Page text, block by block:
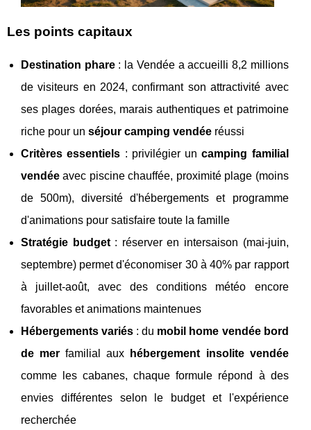
Les points capitaux
Destination phare: la Vendée a accueilli 8,2 millions
de visiteurs en 2024, confirmant son attractivité avec
ses plages dorées, marais authentiques et patrimoine
riche pour un séjour camping vendée réussi
Critères essentiels : privilégier uncamping familial
vendée avec piscine chauffée, proximité plage (moins
de 500m), diversité d'hébergements et programme
d'animations pour satisfaire toute la famille
Stratégie budget: réserver en intersaison (mai-juin,
septembre) permet d'économiser 30 à 40% par rapport
à juillet-août, avec des conditions météo encore
favorables et animations maintenues
Hébergements variés : du mobil home vendée bord
de mer familial aux
hébergement insolite vendée
comme les cabanes, chaque formule répond à des
envies différentes selon le budget et l'expérience
recherchée